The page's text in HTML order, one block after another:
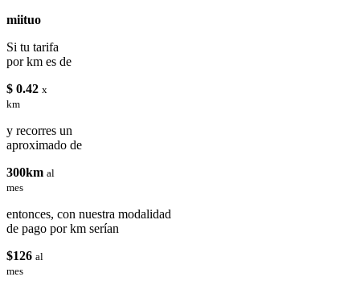
miituo
Si tu tarifa
por km es de
$ 0.42 x
km
y recorres un
aproximado de
300km al
mes
entonces, con nuestra modalidad
de pago por km serían
$126 al
mes